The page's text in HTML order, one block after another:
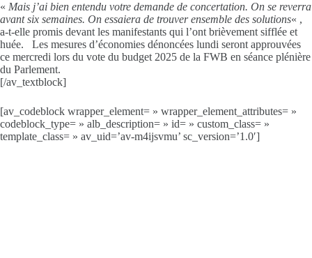
« Mais j’ai bien entendu votre demande de concertation. On se reverra
avant six semaines. On essaiera de trouver ensemble des solutions« ,
a-t-elle promis devant les manifestants qui l’ont brièvement sifflée et
huée. Les mesures d’économies dénoncées lundi seront approuvées
ce mercredi lors du vote du budget 2025 de la FWB en séance plénière
du Parlement.
[/av_textblock]
[av_codeblock wrapper_element= » wrapper_element_attributes= »
codeblock_type= » alb_description= » id= » custom_class= »
template_class= » av_uid=’av-m4ijsvmu’ sc_version=’1.0′]